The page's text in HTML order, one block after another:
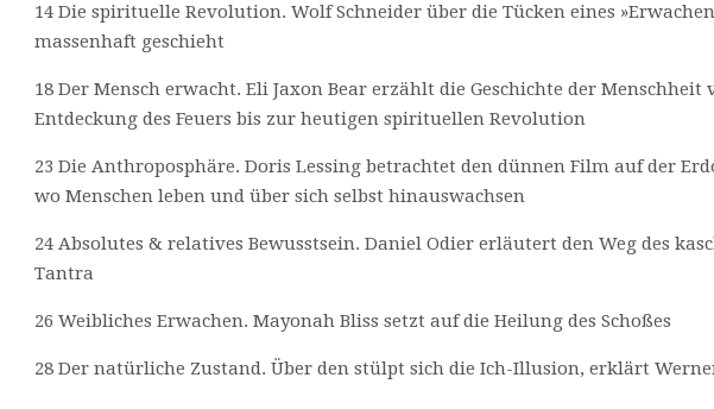
14 Die spirituelle Revolution. Wolf Schneider über die Tücken eines
massenhaft geschieht
18 Der Mensch erwacht. Eli Jaxon Bear erzählt die Geschichte der Menschheit
Entdeckung des Feuers bis zur heutigen spirituellen Revolution
23 Die Anthroposphäre. Doris Lessing betrachtet den dünnen Film auf der
wo Menschen leben und über sich selbst hinauswachsen
24 Absolutes & relatives Bewusstsein. Daniel Odier erläutert den Weg des
Tantra
26 Weibliches Erwachen. Mayonah Bliss setzt auf die Heilung des Schoßes
28 Der natürliche Zustand. Über den stülpt sich die Ich-Illusion, erklärt